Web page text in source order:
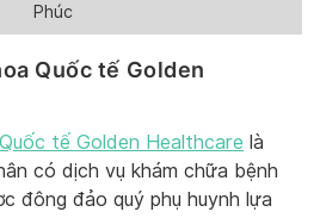
Phúc
Quốc tế Golden
tế Golden Healthcare là
có dịch vụ khám chữa bệnh
đông đảo quý phụ huynh lựa